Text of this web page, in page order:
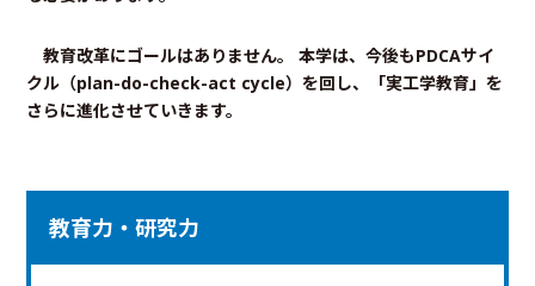
教育改革にゴールはありません。 本学は、今後もPDCAサイ
クル（plan-do-check-act cycle）を回し、「実工学教育」を
さらに進化させていきます。
教育力・研究力